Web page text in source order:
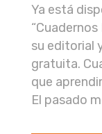
Ya está
su editorial
gratuita.
que
El pasado